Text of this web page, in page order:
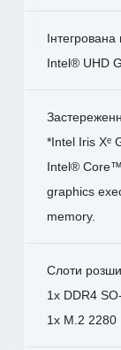
Інтегрована
Intel® UHD
*Intel Iris Xᵉ
Intel®
graphics
memory.
Слоти
1x DDR4
1x M.2 2280